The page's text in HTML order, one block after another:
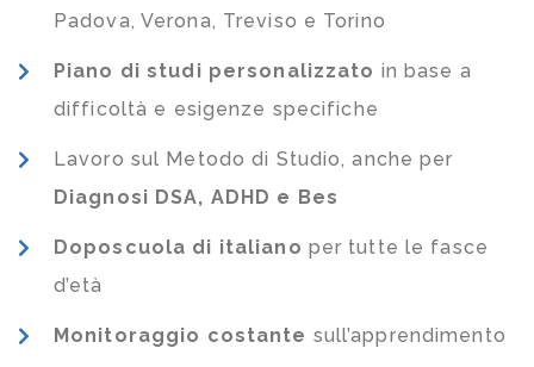
Padova, Verona, Treviso e Torino
Piano di studi personalizzato in base a
difficoltà e esigenze specifiche
Lavoro sul Metodo di Studio, anche per
Diagnosi DSA, ADHD e Bes
Doposcuola di italiano per tutte le fasce
d’età
Monitoraggio costante sull’apprendimento